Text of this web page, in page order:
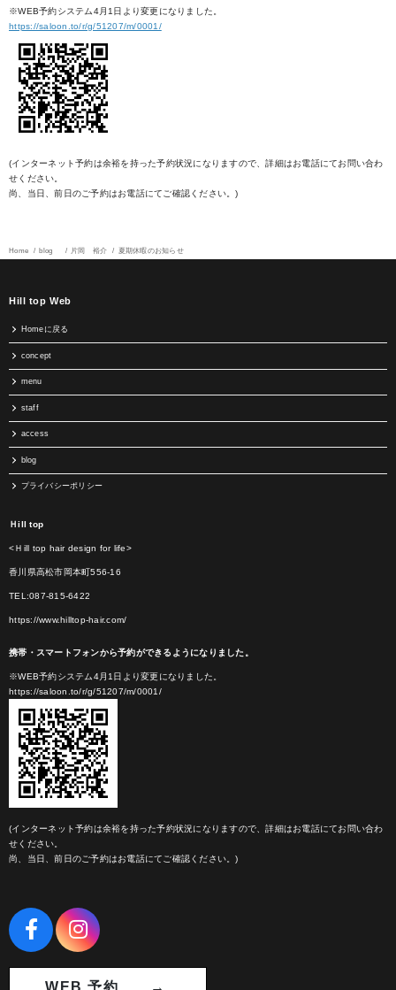
※WEB予約システム4月1日より変更になりました。
https://saloon.to/r/g/51207/m/0001/
(インターネット予約は余裕を持った予約状況になりますので、詳細はお電話にてお問い合わ
せください。
尚、当日、前日のご予約はお電話にてご確認ください。)
Home blog 片岡 裕介 夏期休暇のお知らせ
Hill top Web
Homeに戻る
concept
menu
staff
access
blog
プライバシーポリシー
Ｈill top
<Ｈill top hair design for life>
香川県高松市岡本町556-16
TEL:087-815-6422
https://www.hilltop-hair.com/
携帯・スマートフォンから予約ができるようになりました。
※WEB予約システム4月1日より変更になりました。
https://saloon.to/r/g/51207/m/0001/
(インターネット予約は余裕を持った予約状況になりますので、詳細はお電話にてお問い合わ
せください。
尚、当日、前日のご予約はお電話にてご確認ください。)